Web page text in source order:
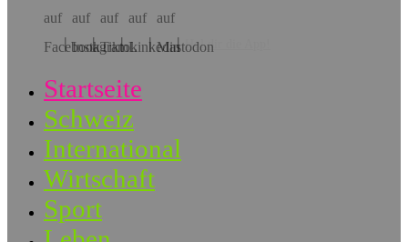
Hol dir die App!
Startseite
Schweiz
International
Wirtschaft
Sport